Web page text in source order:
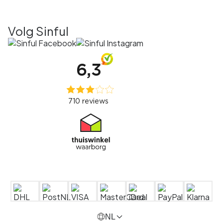
Volg Sinful
NL